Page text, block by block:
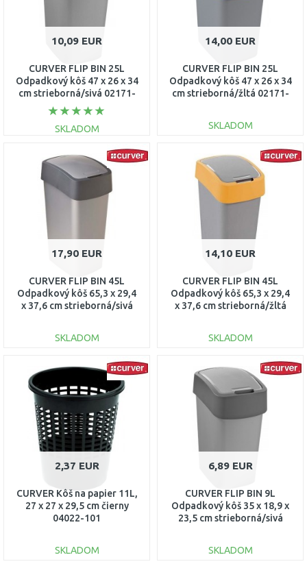
10,09 EUR
CURVER FLIP BIN 25L
Odpadkový kôš 47 x 26 x 34
cm strieborná/sivá 02171-
686
SKLADOM
DO KOŠÍKA
Porovnať
14,00 EUR
CURVER FLIP BIN 25L
Odpadkový kôš 47 x 26 x 34
cm strieborná/žltá 02171-
SKLADOM
DO KOŠÍKA
Porovnať
17,90 EUR
CURVER FLIP BIN 45L
Odpadkový kôš 65,3 x 29,4
x 37,6 cm strieborná/sivá
SKLADOM
DO KOŠÍKA
Porovnať
14,10 EUR
CURVER FLIP BIN 45L
Odpadkový kôš 65,3 x 29,4
x 37,6 cm strieborná/žltá
SKLADOM
DO KOŠÍKA
Porovnať
2,37 EUR
CURVER Kôš na papier 11L,
27 x 27 x 29,5 cm čierny
04022-101
SKLADOM
6,89 EUR
CURVER FLIP BIN 9L
Odpadkový kôš 35 x 18,9 x
23,5 cm strieborná/sivá
SKLADOM